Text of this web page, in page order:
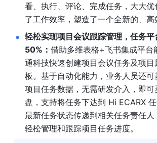
看、执行、评论、完成任务，大大
了工作效率，塑造了一个全新的、高
轻松实现项目会议跟踪管理，任务
50%： 借助多维表格+飞书集成平台
通科技快速创建项目会议任务及项
板。基于自动化能力，业务人员还
项目任务数据，无需研发介入，即可
盘，支持将任务下达到 Hi ECARX
最新任务状态传递到相关任务责任
轻松管理和跟踪项目任务进度。